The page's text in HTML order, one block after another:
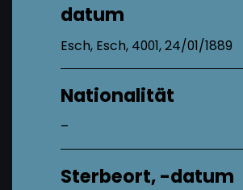
datum
Esch, Esch, 4001, 24/01/1889
Nationalität
–
Sterbeort, -datum